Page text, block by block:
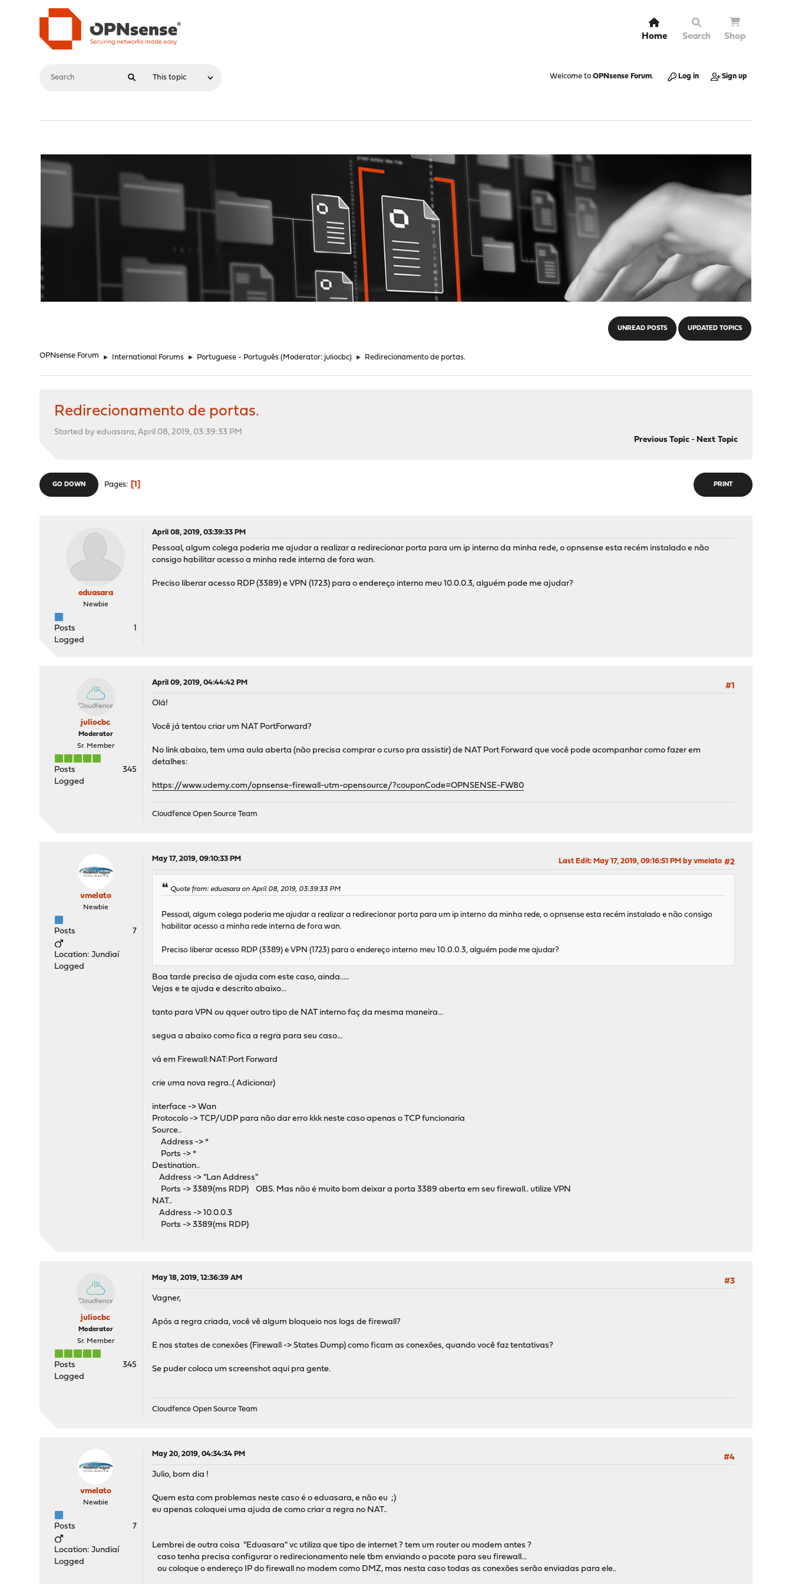
Home Search Shop
Welcome to OPNsense Forum. Log in Sign up
UNREAD POSTS UPDATED TOPICS
OPNsense Forum ► International Forums ► Portuguese - Português (Moderator: juliocbc) ► Redirecionamento de portas.
Redirecionamento de portas.
Started by eduasara, April 08, 2019, 03:39:33 PM
Previous Topic- Next Topic
PRINT
GO DOWN Pages 1
eduasara
Newbie
Posts
1
Logged
April 08, 2019, 03:39:33 PM
Pessoal, algum colega poderia me ajudar a realizar a redirecionar porta para um ip interno da minha rede, o opnsense esta recém instalado e não
consigo habilitar acesso a minha rede interna de fora wan.
Preciso liberar acesso RDP (3389) e VPN (1723) para o endereço interno meu 10.0.0.3, alguém pode me ajudar?
juliocbc
Moderator
Sr. Member
Posts
345
Logged
April 09, 2019, 04:44:42 PM
#1
Olá!
Você já tentou criar um NAT PortForward?
No link abaixo, tem uma aula aberta (não precisa comprar o curso pra assistir) de NAT Port Forward que você pode acompanhar como fazer em
detalhes:
https://www.udemy.com/opnsense-firewall-utm-opensource/?couponCode=OPNSENSE-FW80
Cloudfence Open Source Team
vmelato
Newbie
Posts 7
Location: Jundiaí
Logged
May 17, 2019, 09:10:33 PM #2
Last Edit: May 17, 2019, 09:16:51 PM by vmelato
Quote from: eduasara on April 08, 2019, 03:39:33 PM
Pessoal, algum colega poderia me ajudar a realizar a redirecionar porta para um ip interno da minha rede, o opnsense esta recém instalado e não consigo
habilitar acesso a minha rede interna de fora wan.
Preciso liberar acesso RDP (3389) e VPN (1723) para o endereço interno meu 10.0.0.3, alguém pode me ajudar?
Boa tarde precisa de ajuda com este caso, ainda.....
Vejas e te ajuda e descrito abaixo...
tanto para VPN ou qquer outro tipo de NAT interno faç da mesma maneira...
segua a abaixo como fica a regra para seu caso...
vá em Firewall:NAT:Port Forward
crie uma nova regra..( Adicionar)
interface -> Wan
Protocolo -> TCP/UDP para não dar erro kkk neste caso apenas o TCP funcionaria
Source..
Address -> *
Ports -> *
Destination..
Address -> "Lan Address"
Ports -> 3389(ms RDP) OBS. Mas não é muito bom deixar a porta 3389 aberta em seu firewall.. utilize VPN
NAT..
Address -> 10.0.0.3
Ports -> 3389(ms RDP)
juliocbc
Moderator
Sr. Member
Posts
345
Logged
May 18, 2019, 12:36:39 AM
#3
Vagner,
Após a regra criada, você vê algum bloqueio nos logs de firewall?
E nos states de conexões (Firewall -> States Dump) como ficam as conexões, quando você faz tentativas?
Se puder coloca um screenshot aqui pra gente.
Cloudfence Open Source Team
vmelato
Newbie
Posts 7
Location: Jundiaí
Logged
May 20, 2019, 04:34:34 PM
#4
Julio, bom dia !
Quem esta com problemas neste caso é o eduasara, e não eu ;)
eu apenas coloquei uma ajuda de como criar a regra no NAT..
Lembrei de outra coisa "Eduasara" vc utiliza que tipo de internet ? tem um router ou modem antes ?
caso tenha precisa configurar o redirecionamento nele tbm enviando o pacote para seu firewall...
ou coloque o endereço IP do firewall no modem como DMZ, mas nesta caso todas as conexões serão enviadas para ele..